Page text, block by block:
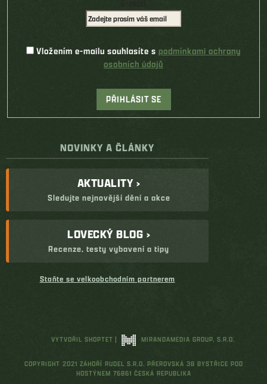
Vložením e-mailu souhlasíte s podmínkami ochrany
osobních údajů
PŘIHLÁSIT SE
NOVINKY A ČLÁNKY
AKTUALITY ›
Sledujte nejnovější dění a akce
LOVECKÝ BLOG ›
Recenze, testy vybavení a tipy
Staňte se velkoobchodním partnerem
VYTVOŘIL SHOPTET | MIRANDAMEDIA GROUP, S.R.O.
COPYRIGHT 2021 ZÁHOŘÍ RUDEL S.R.O. PŘEROVSKÁ 38 BYSTŘICE POD
HOSTÝNEM 76861 ČESKÁ REPUBLIKA